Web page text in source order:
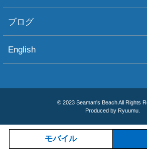
ブログ
English
© 2023 Seaman's Beach All Rights
Produced by Ryuumu.
モバイル